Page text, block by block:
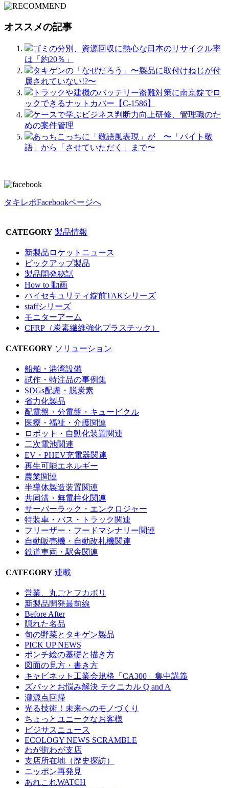
オススメの記事
ゴミの分別、資源回収に熱心な日本のリサイクル率
は「約20％」
タキゲンの「なぜだろう」〜製品に取付けねじが付
属されていない!?〜
トラックや建機のバッテリー盗難対策に南京錠でロ
ックできるナットカバー【C-1586】
ケースで学ぶビジネス判断力向上研修、管理職のた
めの案件管理
あっちこっちに「敬語風表現」が 〜「バイト敬
語」から「させていただく」まで〜
タキレポFacebookページへ
CATEGORY 製品情報
新製品ロケットニュース
ピックアップ製品
製品開発秘話
How to 動画
ハイセキュリティ錠前TAKシリーズ
staffシリーズ
モニターアーム
CFRP（炭素繊維強化プラスチック）
CATEGORY ソリューション
船舶・港湾設備
試作・特注品の事例集
SDGs配慮・脱炭素
省力化製品
配電盤・分電盤・キュービクル
医療・福祉・介護関連
ロボット・自動化装置関連
二次電池関連
EV・PHEV充電器関連
再生可能エネルギー
農業関連
半導体製造装置関連
共同溝・無電柱化関連
サーバーラック・エンクロジャー
特装車・バス・トラック関連
フリーザー・フードマシナリー関連
自動販売機・自動改札機関連
鉄道車両・駅舎関連
CATEGORY 連載
営業、丸ごとフカボリ
新製品開発最前線
Before After
隠れた名品
旬の野菜とタキゲン製品
PICK UP NEWS
ポンチ絵の基礎と描き方
図面の見方・書き方
キャビネット工業会規格「CA300」集中講義
ズバッとお悩み解決 テクニカル Q and A
瀧源点回帰
光る技術！未来へのモノづくり
ちょっとユニークなお客様
ビジサスニュース
ECOLOGY NEWS SCRAMBLE
わが街わが支店
支店所在地（歴史探訪）
ニッポン再発見
あれこれWATCH